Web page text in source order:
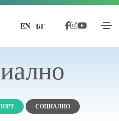
EN | БГ
СОЦИАЛНО